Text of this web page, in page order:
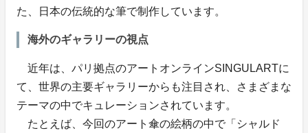
た、日本の伝統的な筆で制作しています。
海外のギャラリーの視点
近年は、パリ拠点のアートオンラインSINGULARTに
て、世界の主要ギャラリーからも注目され、さまざまな
テーマの中でキュレーションされています。
たとえば、今回のアート傘の絵柄の中で「シャルド